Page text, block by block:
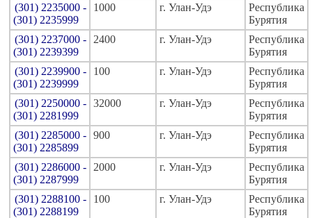
(301) 2235000 -
(301) 2235999
1000 г. Улан-Удэ
Республика
Бурятия
(301) 2237000 -
(301) 2239399
2400 г. Улан-Удэ
Республика
Бурятия
(301) 2239900 -
(301) 2239999
100 г. Улан-Удэ
Республика
Бурятия
(301) 2250000 -
(301) 2281999
32000 г. Улан-Удэ
Республика
Бурятия
(301) 2285000 -
(301) 2285899
900 г. Улан-Удэ
Республика
Бурятия
(301) 2286000 -
(301) 2287999
2000 г. Улан-Удэ
Республика
Бурятия
(301) 2288100 -
(301) 2288199
100 г. Улан-Удэ
Республика
Бурятия